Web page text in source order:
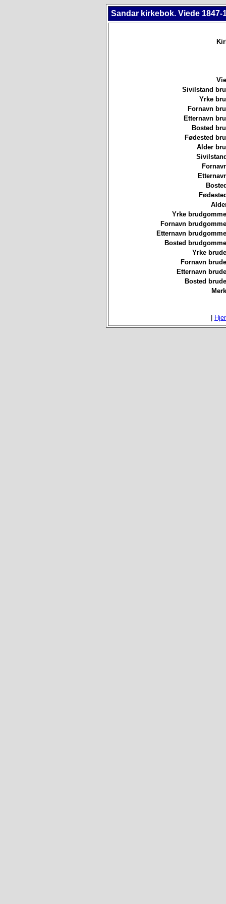
Sandar kirkebok. Viede 1847-
Sivilstand
Yrke
Fornavn
Etternavn
Bosted
Fødested
Alder
Yrke
Fornavn
Etternavn
Bosted
Yrke
Fornavn
Etternavn
Bosted